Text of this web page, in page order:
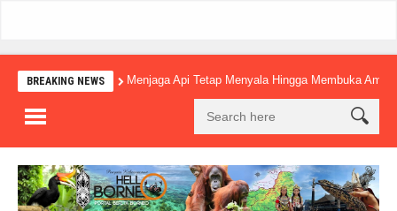
BREAKING NEWS Menjaga Api Tetap Menyala Hingga Membuka